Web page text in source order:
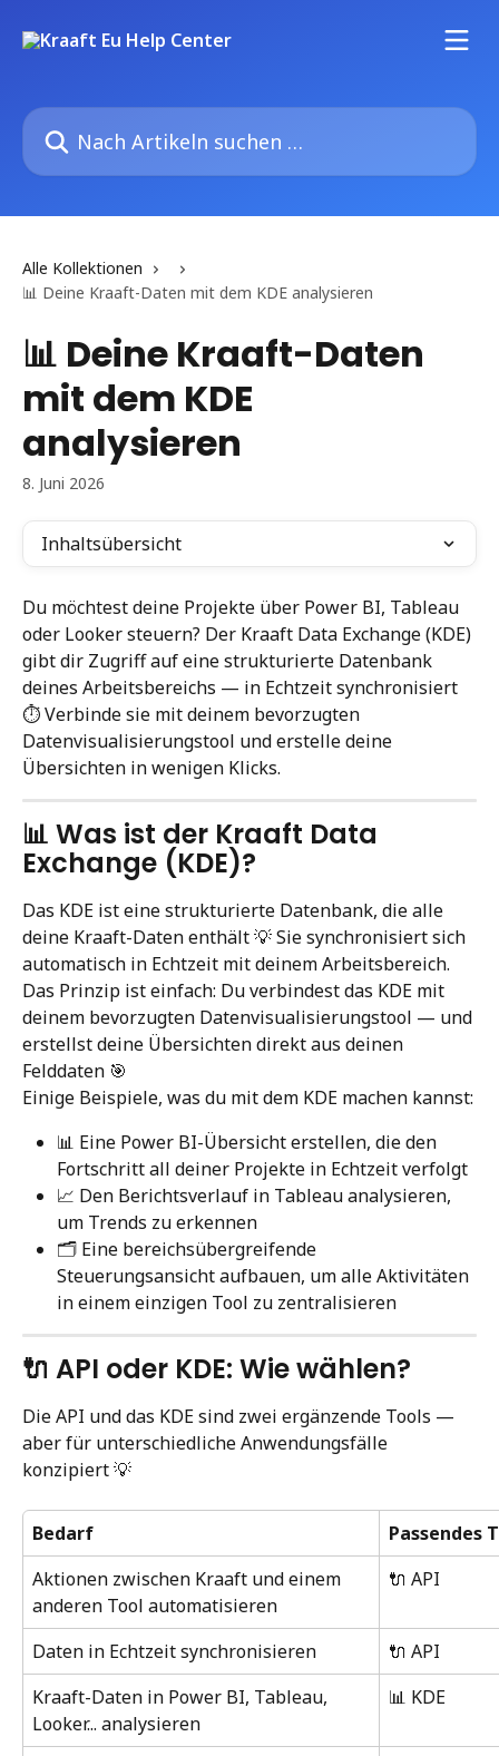
Nach Artikeln suchen …
Alle Kollektionen
📊 Deine Kraaft-Daten mit dem KDE analysieren
📊 Deine Kraaft-Daten
mit dem KDE
analysieren
8. Juni 2026
Inhaltsübersicht
Du möchtest deine Projekte über Power BI, Tableau
oder Looker steuern? Der Kraaft Data Exchange (KDE)
gibt dir Zugriff auf eine strukturierte Datenbank
deines Arbeitsbereichs — in Echtzeit synchronisiert
⏱️ Verbinde sie mit deinem bevorzugten
Datenvisualisierungstool und erstelle deine
Übersichten in wenigen Klicks.
📊 Was ist der Kraaft Data
Exchange (KDE)?
Das KDE ist eine strukturierte Datenbank, die alle
deine Kraaft-Daten enthält 💡 Sie synchronisiert sich
automatisch in Echtzeit mit deinem Arbeitsbereich.
Das Prinzip ist einfach: Du verbindest das KDE mit
deinem bevorzugten Datenvisualisierungstool — und
erstellst deine Übersichten direkt aus deinen
Felddaten 🎯
Einige Beispiele, was du mit dem KDE machen kannst:
📊 Eine Power BI-Übersicht erstellen, die den
Fortschritt all deiner Projekte in Echtzeit verfolgt
📈 Den Berichtsverlauf in Tableau analysieren,
um Trends zu erkennen
🗂️ Eine bereichsübergreifende
Steuerungsansicht aufbauen, um alle Aktivitäten
in einem einzigen Tool zu zentralisieren
🔌 API oder KDE: Wie wählen?
Die API und das KDE sind zwei ergänzende Tools —
aber für unterschiedliche Anwendungsfälle
konzipiert 💡
Bedarf
Passendes
Aktionen zwischen Kraaft und einem
anderen Tool automatisieren
🔌 API
Daten in Echtzeit synchronisieren
🔌 API
Kraaft-Daten in Power BI, Tableau,
Looker... analysieren
📊 KDE